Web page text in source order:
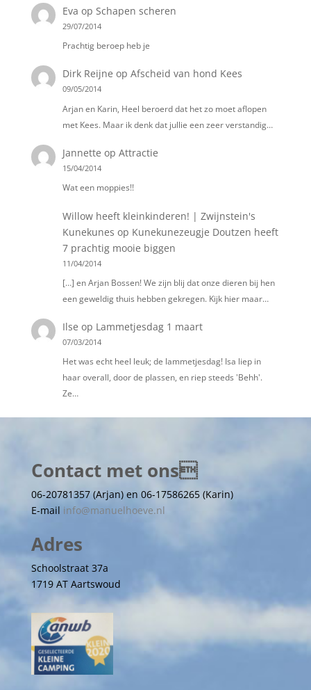
Eva opSchapen scheren
29/07/2014
Prachtig beroep heb je
Dirk Reijne opAfscheid van hond Kees
09/05/2014
Arjan en Karin, Heel beroerd dat het zo moet aflopen
met Kees. Maar ik denk dat jullie een zeer verstandig…
Jannette opAttractie
15/04/2014
Wat een moppies!!
Willow heeft kleinkinderen! | Zwijnstein's
Kunekunes op Kunekunezeugje Doutzen heeft
7 prachtig mooie biggen
11/04/2014
[…] en Arjan Bossen! We zijn blij dat onze dieren bij hen
een geweldig thuis hebben gekregen. Kijk hier maar…
Ilse op Lammetjesdag 1 maart
07/03/2014
Het was echt heel leuk; de lammetjesdag! Isa liep in
haar overall, door de plassen, en riep steeds 'Behh'.
Ze…
Contact met ons
06-20781357 (Arjan) en 06-17586265 (Karin)
E-mail info@manuelhoeve.nl
Adres
Schoolstraat 37a
1719 AT Aartswoud